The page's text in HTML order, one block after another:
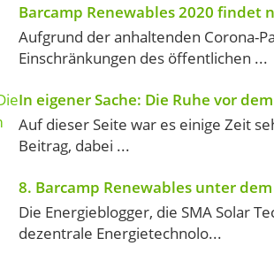
Barcamp Renewables 2020 findet
Aufgrund der anhaltenden Corona-
Einschränkungen des öffentlichen ...
In eigener Sache: Die Ruhe vor
Auf dieser Seite war es einige Zeit
Beitrag, dabei ...
8. Barcamp Renewables unter
Die Energieblogger, die SMA Solar
dezentrale Energietechnolo...